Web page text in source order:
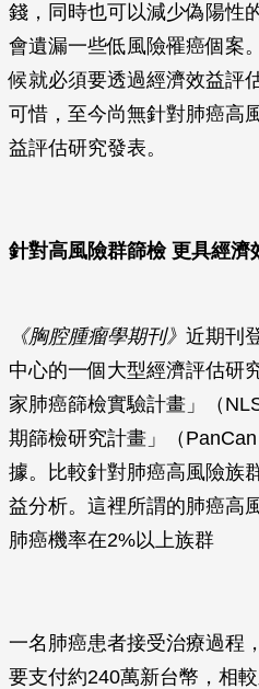
錢，同時也可以減少偽陽性
會遺漏一些低風險罹癌個案
候就必須要透過經濟效益評
可惜，至今尚無針對肺癌高
益評估研究發表。
針對高風險群篩檢 更具經濟
《胸腔腫瘤學期刊》 近期刊
中心的一個大型經濟評估研
家肺癌篩檢實驗計畫」（
期篩檢研究計畫」（
據。比較針對肺癌高風險族
益分析。這裡所謂的肺癌高
肺癌機率在2%以上族群
一名肺癌患者接受治療過程
要支付約240萬新台幣，相